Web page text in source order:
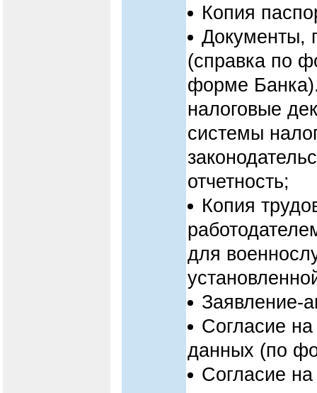
Копия
Документы,
(справка по
форме
налоговые
системы
отчетность;
Копия
для
Заявление-
Согласие
данных (по
Согласие